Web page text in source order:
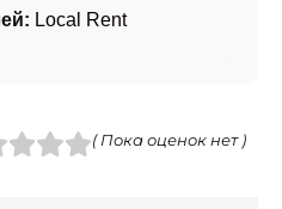
Local Rent
( Пока оценок нет )